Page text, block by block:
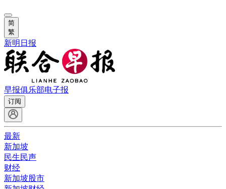
简
繁
新明日报
早报俱乐部电子报
订阅
最新
新加坡
民生民声
财经
新加坡股市